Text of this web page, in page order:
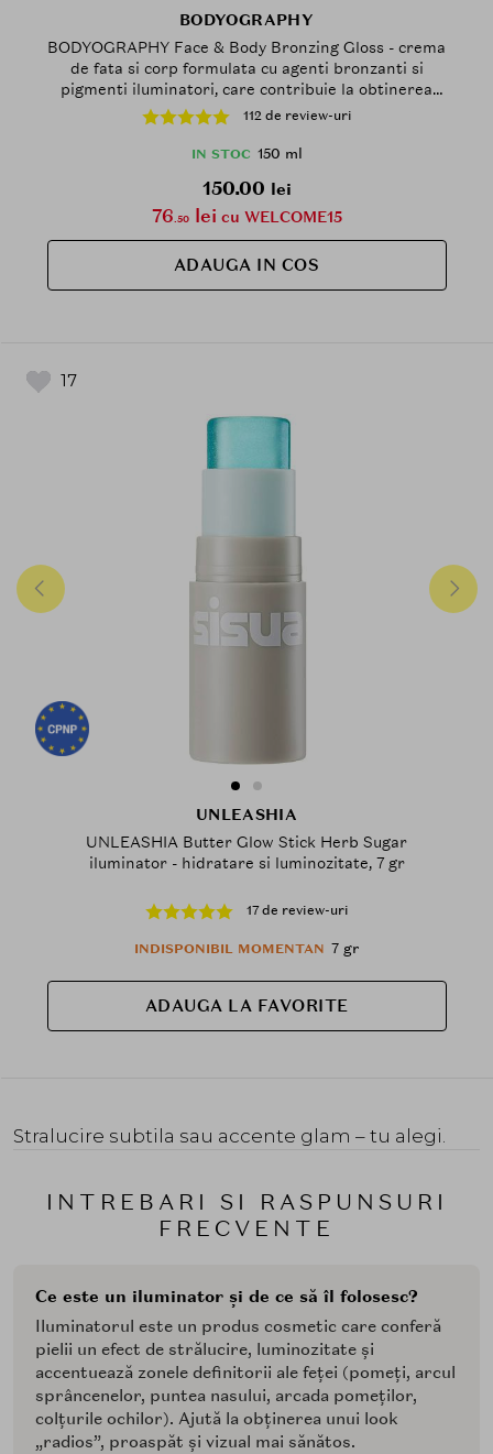
BODYOGRAPHY
BODYOGRAPHY Face & Body Bronzing Gloss - crema
de fata si corp formulata cu agenti bronzanti si
pigmenti iluminatori, care contribuie la obtinerea
unui aspect bronzat si la mentinerea stralucirii pielii
- 150 ml
112 de review-uri
IN STOC 150 ml
150.00 lei
76.50lei cu WELCOME15
ADAUGA IN COS
17
UNLEASHIA
UNLEASHIA Butter Glow Stick Herb Sugar
iluminator - hidratare si luminozitate, 7 gr
17 de review-uri
INDISPONIBIL MOMENTAN 7 gr
ADAUGA LA FAVORITE
Stralucire subtila sau accente glam – tu alegi.
INTREBARI SI RASPUNSURI
FRECVENTE
Ce este un iluminator și de ce să îl folosesc?
Iluminatorul este un produs cosmetic care conferă
pielii un efect de strălucire, luminozitate și
accentuează zonele definitorii ale feței (pomeți, arcul
sprâncenelor, puntea nasului, arcada pomeților,
colțurile ochilor). Ajută la obținerea unui look
„radios”, proaspăt și vizual mai sănătos.